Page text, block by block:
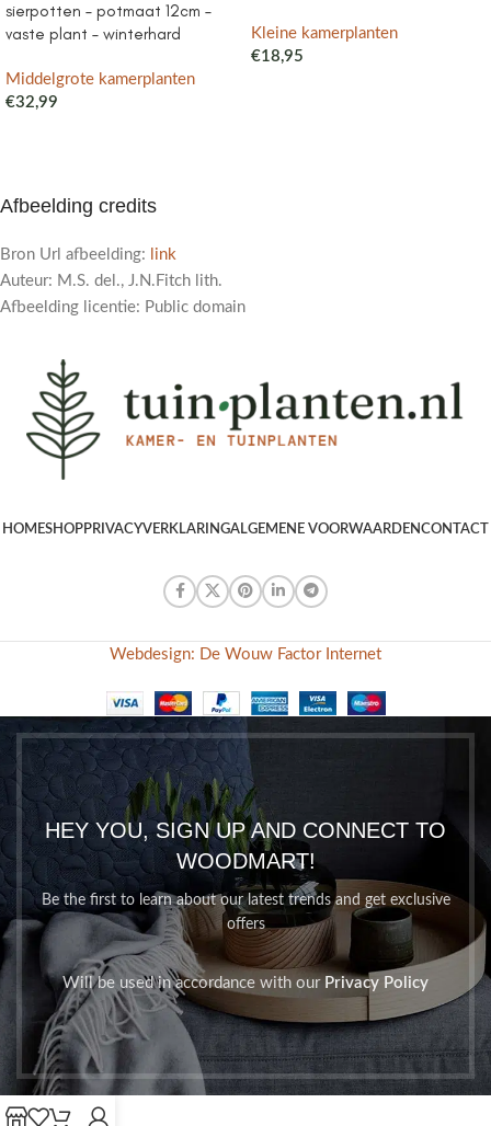
sierpotten – potmaat 12cm –
vaste plant – winterhard
Middelgrote kamerplanten
€32,99
Kleine kamerplanten
€18,95
Afbeelding credits
Bron Url afbeelding:
link
Auteur: M.S. del., J.N.Fitch lith.
Afbeelding licentie: Public domain
HOMESHOPPRIVACYVERKLARINGALGEMENE VOORWAARDENCONTACT
Webdesign: De Wouw Factor Internet
HEY YOU, SIGN UP AND CONNECT TO
WOODMART!
Be the first to learn about our latest trends and get exclusive
offers
Will be used in accordance with our Privacy Policy